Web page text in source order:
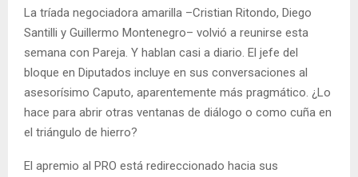
La tríada negociadora amarilla –Cristian Ritondo, Diego
Santilli y Guillermo Montenegro– volvió a reunirse esta
semana con Pareja. Y hablan casi a diario. El jefe del
bloque en Diputados incluye en sus conversaciones al
asesorísimo Caputo, aparentemente más pragmático. ¿Lo
hace para abrir otras ventanas de diálogo o como cuña en
el triángulo de hierro?
El apremio al PRO está redireccionado hacia sus